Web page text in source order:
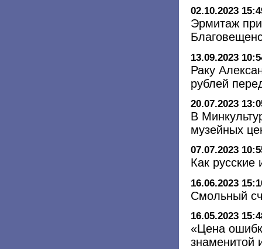
02.10.2023
Эрмитаж
13.09.2023
Раку
рублей
20.07.2023
В
музейных
07.07.2023
Как русские
16.06.2023
Смольный
16.05.2023
«Цена
знаменитой